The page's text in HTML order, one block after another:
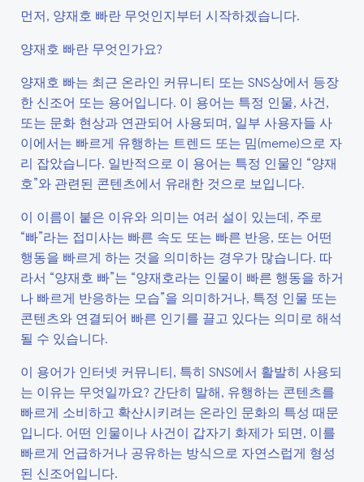
먼저, 양재호 빠란 무엇인지부터 시작하겠습니다.
양재호 빠란 무엇인가요?
양재호 빠는 최근 온라인 커뮤니티 또는 SNS상에서 등장
한 신조어 또는 용어입니다. 이 용어는 특정 인물, 사건,
또는 문화 현상과 연관되어 사용되며, 일부 사용자들 사
이에서는 빠르게 유행하는 트렌드 또는 밈(meme)으로 자
리 잡았습니다. 일반적으로 이 용어는 특정 인물인 “양재
호”와 관련된 콘텐츠에서 유래한 것으로 보입니다.
이 이름이 붙은 이유와 의미는 여러 설이 있는데, 주로
“빠”라는 접미사는 빠른 속도 또는 빠른 반응, 또는 어떤
행동을 빠르게 하는 것을 의미하는 경우가 많습니다. 따
라서 “양재호 빠”는 “양재호라는 인물이 빠른 행동을 하거
나 빠르게 반응하는 모습”을 의미하거나, 특정 인물 또는
콘텐츠와 연결되어 빠른 인기를 끌고 있다는 의미로 해석
될 수 있습니다.
이 용어가 인터넷 커뮤니티, 특히 SNS에서 활발히 사용되
는 이유는 무엇일까요? 간단히 말해, 유행하는 콘텐츠를
빠르게 소비하고 확산시키려는 온라인 문화의 특성 때문
입니다. 어떤 인물이나 사건이 갑자기 화제가 되면, 이를
빠르게 언급하거나 공유하는 방식으로 자연스럽게 형성
된 신조어입니다.